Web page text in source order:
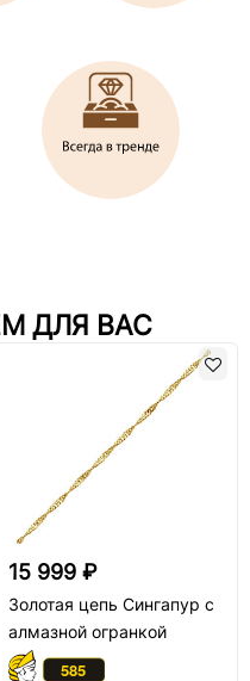
ДЛЯ ВАС
15 999 ₽
Золотая цепь Сингапур с
алмазной огранкой